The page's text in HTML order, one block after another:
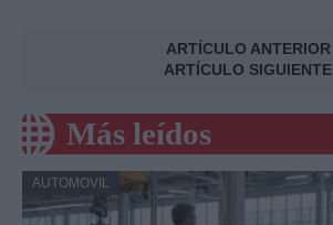
ARTÍCULO ANTERIOR
ARTÍCULO SIGUIENTE
Más leídos
AUTOMOVIL